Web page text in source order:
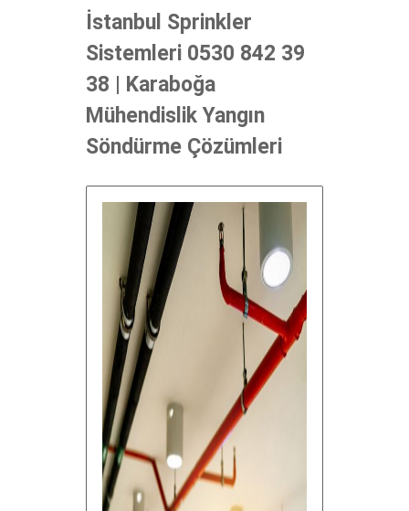
İstanbul Sprinkler
Sistemleri 0530 842 39
38 | Karaboğa
Mühendislik Yangın
Söndürme Çözümleri